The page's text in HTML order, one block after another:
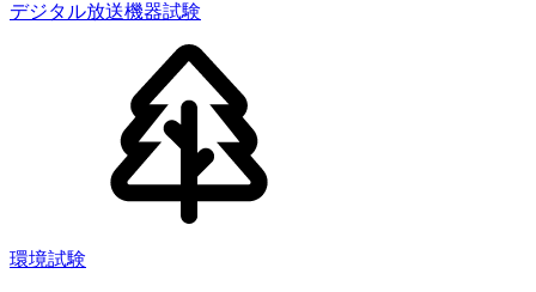
デジタル放送機器試験
環境試験